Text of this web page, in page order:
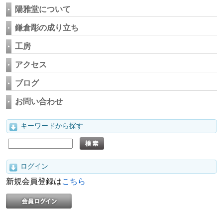
陽雅堂について
鎌倉彫の成り立ち
工房
アクセス
ブログ
お問い合わせ
キーワードから探す
ログイン
新規会員登録はこちら